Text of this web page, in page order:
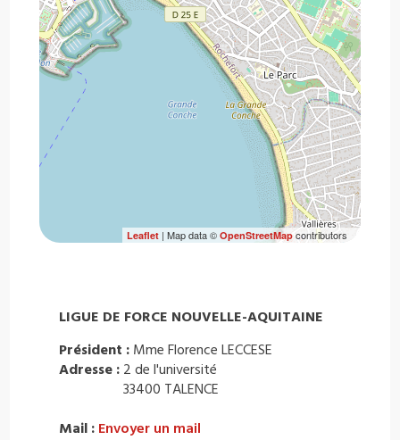
Leaflet| Map data © OpenStreetMapcontributors
LIGUE DE FORCE NOUVELLE-AQUITAINE
Président : Mme Florence LECCESE
Adresse : 2 de l'université
33400 TALENCE
Mail : Envoyer un mail